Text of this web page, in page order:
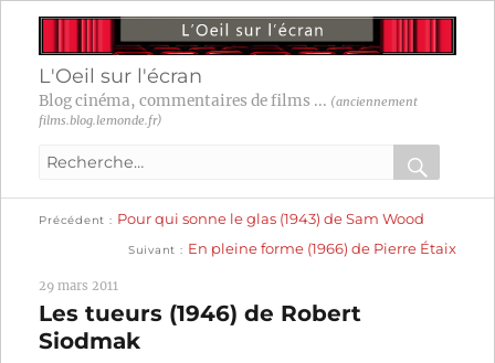
L'Oeil sur l'écran
Blog cinéma, commentaires de films ... (anciennement
films.blog.lemonde.fr)
Recherche
:
OK
Navigation
l’article
Précédent
précédente :
Pour qui sonne le glas (1943) de Sam Wood
Suivant
suivante :
En pleine forme (1966) de Pierre Étaix
29 mars 2011
Les tueurs (1946) de Robert
Siodmak